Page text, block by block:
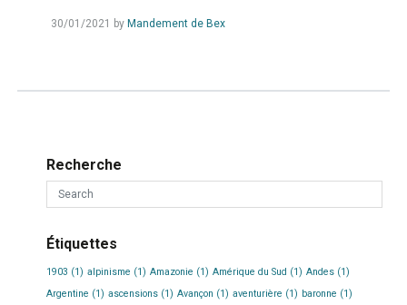
30/01/2021 by Mandement de BexRead
Recherche
Étiquettes
1903 (1) alpinisme (1) Amazonie (1) Amérique du Sud (1) Andes(1)
Argentine (1) ascensions(1) Avançon (1) aventurière (1) baronne (1)